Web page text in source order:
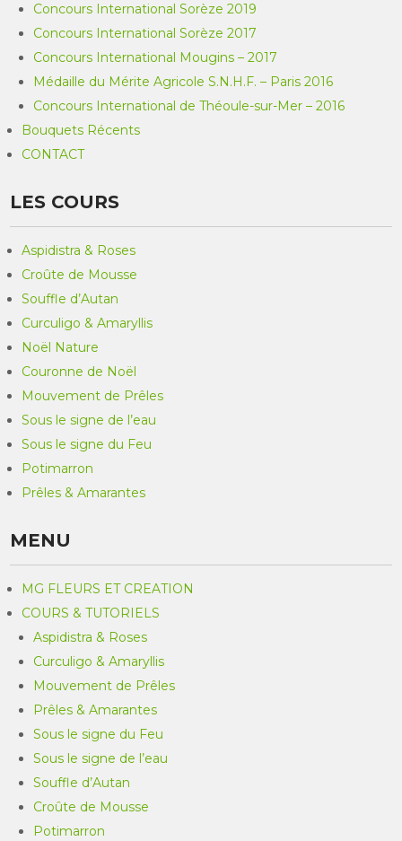
Concours International Sorèze 2019
Concours International Sorèze 2017
Concours International Mougins – 2017
Médaille du Mérite Agricole S.N.H.F. – Paris 2016
Concours International de Théoule-sur-Mer – 2016
Bouquets Récents
CONTACT
LES COURS
Aspidistra & Roses
Croûte de Mousse
Souffle d’Autan
Curculigo & Amaryllis
Noël Nature
Couronne de Noël
Mouvement de Prêles
Sous le signe de l’eau
Sous le signe du Feu
Potimarron
Prêles & Amarantes
MENU
MG FLEURS ET CREATION
COURS & TUTORIELS
Aspidistra & Roses
Curculigo & Amaryllis
Mouvement de Prêles
Prêles & Amarantes
Sous le signe du Feu
Sous le signe de l’eau
Souffle d’Autan
Croûte de Mousse
Potimarron